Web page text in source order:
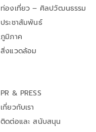
ท่องเที่ยว – ศิลปวัฒนธรรม
ประชาสัมพันธ์
ภูมิภาค
สิ่งแวดล้อม
PR & PRESS
เกี่ยวกับเรา
ติดต่อและ สนับสนุน